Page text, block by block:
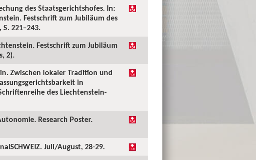
des Staatsgerichtshofes. In:
Festschrift zum Jubiläum des
221–243.
Festschrift zum Jubiläum
2).
Zwischen lokaler Tradition und
in
des Liechtenstein-
Research Poster.
Juli/August, 28-29.